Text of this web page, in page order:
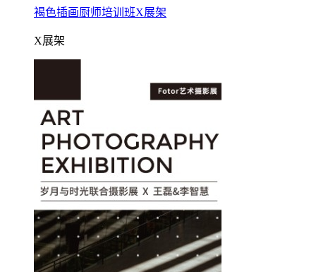
褐色插画厨师培训班X展架
X展架